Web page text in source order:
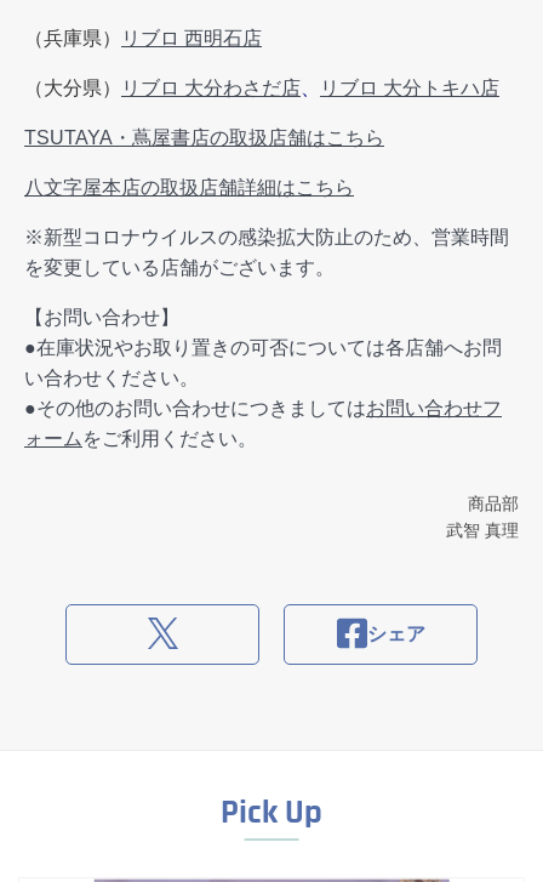
（兵庫県） リブロ 西明石店
（大分県） リブロ 大分わさだ店 リブロ 大分トキハ店
TSUTAYA・蔦屋書店の取扱店舗はこちら
八文字屋本店の取扱店舗詳細はこちら
※新型コロナウイルスの感染拡大防止のため、営業時間
を変更している店舗がございます。
【お問い合わせ】
●在庫状況やお取り置きの可否については各店舗へお問
い合わせください。
●その他のお問い合わせにつきましてはお問い合わせフ
ォーム をご利用ください。
商品部
武智 真理
シェア
Pick Up